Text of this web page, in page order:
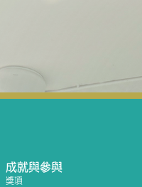
成就與參與
獎項